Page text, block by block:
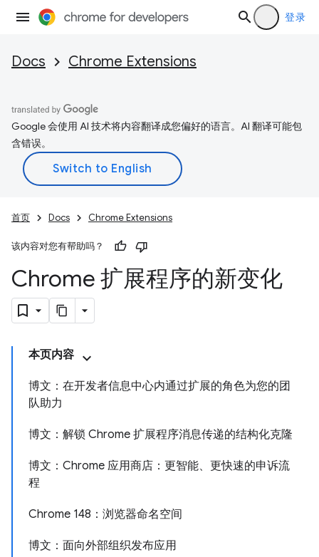
登录
Docs Chrome Extensions
Google 会使用 AI 技术将内容翻译成您偏好的语言。AI 翻译可能包
含错误。
首页 Docs Chrome Extensions
该内容对您有帮助吗？
Chrome 扩展程序的新变化
本页内容
博文：在开发者信息中心内通过扩展的角色为您的团
队助力
博文：解锁 Chrome 扩展程序消息传递的结构化克隆
博文：Chrome 应用商店：更智能、更快速的申诉流
程
Chrome 148：浏览器命名空间
博文：面向外部组织发布应用